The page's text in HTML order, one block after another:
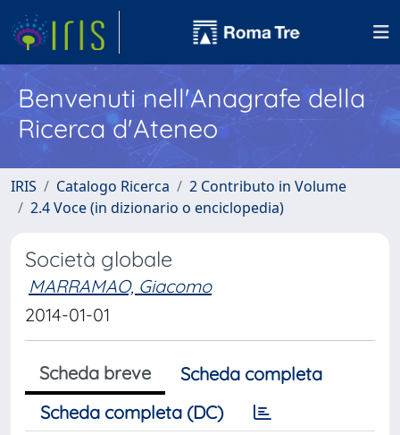
Benvenuti nell'Anagrafe della
Ricerca d'Ateneo
IRIS Catalogo Ricerca
2 Contributo in Volume
2.4 Voce (in dizionario o enciclopedia)
Società globale
MARRAMAO, Giacomo
2014-01-01
Scheda breve
Scheda completa
Scheda completa (DC)